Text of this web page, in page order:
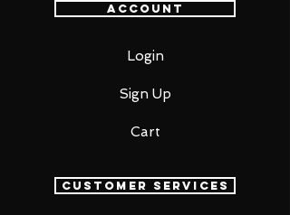
Account
Login
Sign Up
Cart
Customer Services